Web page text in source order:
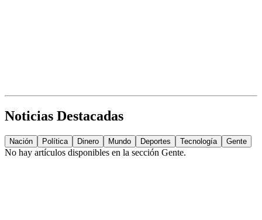
Noticias Destacadas
Nación Política Dinero Mundo Deportes Tecnología Gente
No hay artículos disponibles en la sección Gente.